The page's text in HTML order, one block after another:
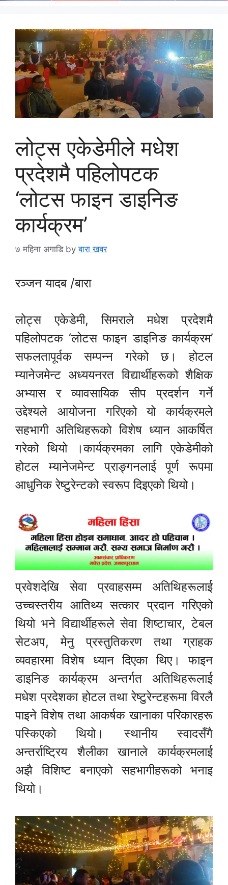
लोट्स एकेडेमीले मधेश
प्रदेशमै पहिलोपटक
‘लोटस फाइन डाइनिङ
कार्यक्रम’
७ महिना अगाडि byबारा खबर
रञ्जन यादब /बारा
लोट्स एकेडेमी, सिमराले मधेश प्रदेशमै
पहिलोपटक ‘लोटस फाइन डाइनिङ कार्यक्रम’
सफलतापूर्वक सम्पन्न गरेको छ। होटल
म्यानेजमेन्ट अध्ययनरत विद्यार्थीहरूको शैक्षिक
अभ्यास र व्यावसायिक सीप प्रदर्शन गर्ने
उद्देश्यले आयोजना गरिएको यो कार्यक्रमले
सहभागी अतिथिहरूको विशेष ध्यान आकर्षित
गरेको थियो ।कार्यक्रमका लागि एकेडेमीको
होटल म्यानेजमेन्ट प्राङ्गनलाई पूर्ण रूपमा
आधुनिक रेष्टुरेन्टको स्वरूप दिइएको थियो।
प्रवेशदेखि सेवा प्रवाहसम्म अतिथिहरूलाई
उच्चस्तरीय आतिथ्य सत्कार प्रदान गरिएको
थियो भने विद्यार्थीहरूले सेवा शिष्टाचार, टेबल
सेटअप, मेनु प्रस्तुतिकरण तथा ग्राहक
व्यवहारमा विशेष ध्यान दिएका थिए। फाइन
डाइनिङ कार्यक्रम अन्तर्गत अतिथिहरूलाई
मधेश प्रदेशका होटल तथा रेष्टुरेन्टहरूमा विरलै
पाइने विशेष तथा आकर्षक खानाका परिकारहरू
पस्किएको थियो। स्थानीय स्वादसँगै
अन्तर्राष्ट्रिय शैलीका खानाले कार्यक्रमलाई
अझै विशिष्ट बनाएको सहभागीहरूको भनाइ
थियो।